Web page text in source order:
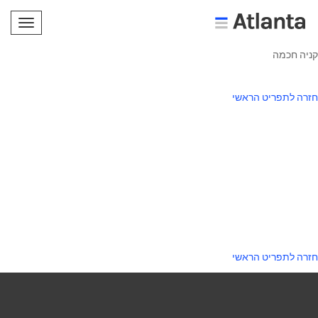
קניה חכמה
חזרה לתפריט הראשי
חזרה לתפריט הראשי